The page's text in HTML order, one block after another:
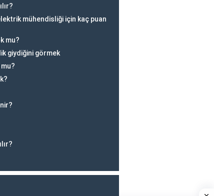
mühendisliği için kaç puan
mu?
giydiğini görmek